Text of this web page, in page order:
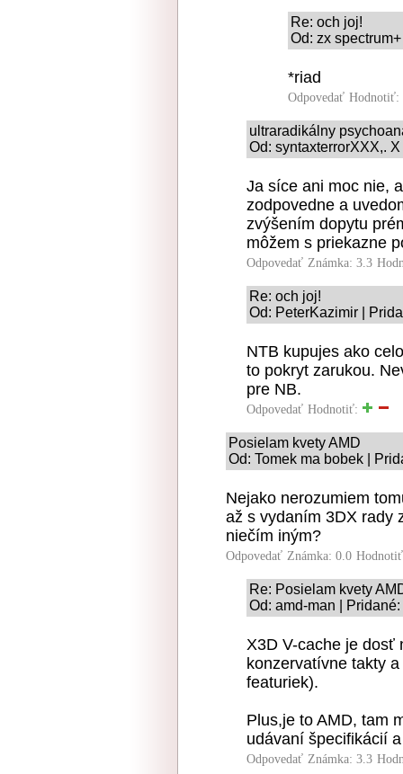
Re: och joj!
Od: zx
*riad
Odpovedať Hodnotiť:
ultraradikálny
Od: syntaxterrorXXX,.
Ja síce ani moc nie,
zodpovedne a
zvýšením dopytu
môžem s priekazne
Odpovedať Známka: 3.3
Re: och joj!
Od: PeterKazimir |
NTB kupujes ako
to pokryt zarukou.
pre NB.
Odpovedať Hodnotiť:
Posielam kvety AMD
Od: Tomek ma bobek |
Nejako nerozumiem
až s vydaním 3DX rady
niečím iným?
Odpovedať Známka: 0.0
Re: Posielam kvety
Od: amd-man |
X3D V-cache je dosť
konzervatívne takty
featuriek).
Plus,je to AMD, tam
udávaní špecifikácií
Odpovedať Známka: 3.3